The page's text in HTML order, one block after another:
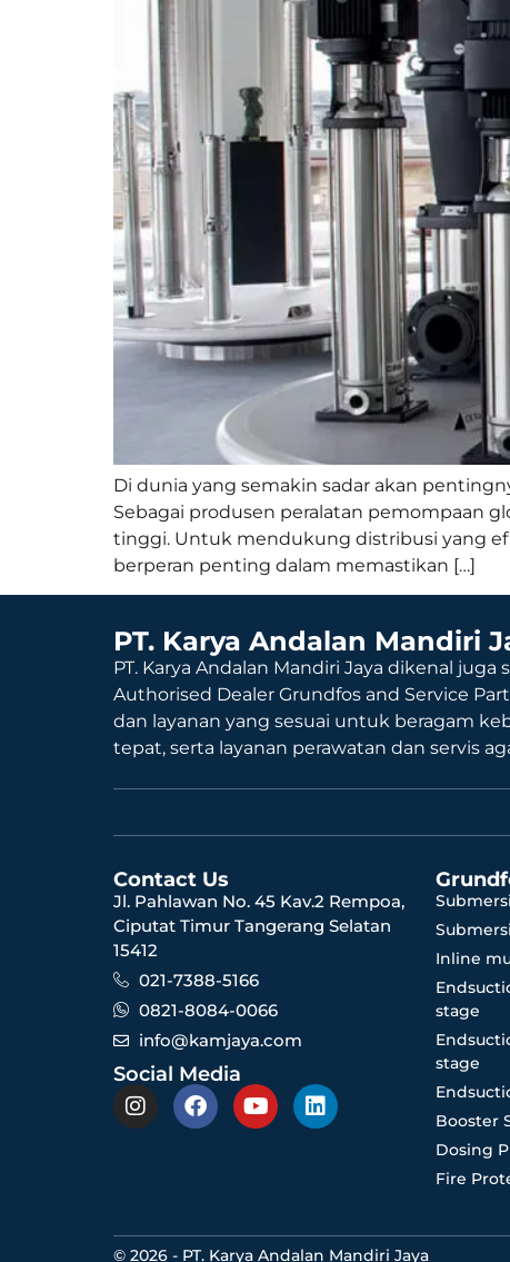
Di dunia yang semakin sadar akan
Sebagai produsen peralatan pemompaan
tinggi. Untuk mendukung distribusi yang
berperan penting dalam memastikan […]
PT. Karya Andalan Mandiri
PT. Karya Andalan Mandiri Jaya dikenal
Authorised Dealer Grundfos and Service
dan layanan yang sesuai untuk beragam
tepat, serta layanan perawatan dan servis
Contact Us
Jl. Pahlawan No. 45 Kav.2 Rempoa,
Ciputat Timur Tangerang Selatan
15412
021-7388-5166
0821-8084-0066
info@kamjaya.com
Social Media
Inline
stage
stage
Booster
Dosing
Fire
© 2026 - PT. Karya Andalan Mandiri Jaya